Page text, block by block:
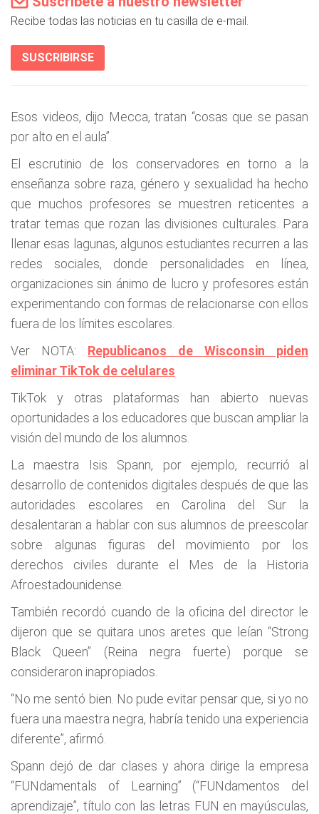
Recibe todas las noticias en tu casilla de e-mail.
SUSCRIBIRSE
Esos videos, dijo Mecca, tratan “cosas que se pasan
por alto en el aula”.
El escrutinio de los conservadores en torno a la
enseñanza sobre raza, género y sexualidad ha hecho
que muchos profesores se muestren reticentes a
tratar temas que rozan las divisiones culturales. Para
llenar esas lagunas, algunos estudiantes recurren a las
redes sociales, donde personalidades en línea,
organizaciones sin ánimo de lucro y profesores están
experimentando con formas de relacionarse con ellos
fuera de los límites escolares.
Ver NOTA: Republicanos de Wisconsin piden
eliminar TikTok de celulares
TikTok y otras plataformas han abierto nuevas
oportunidades a los educadores que buscan ampliar la
visión del mundo de los alumnos.
La maestra Isis Spann, por ejemplo, recurrió al
desarrollo de contenidos digitales después de que las
autoridades escolares en Carolina del Sur la
desalentaran a hablar con sus alumnos de preescolar
sobre algunas figuras del movimiento por los
derechos civiles durante el Mes de la Historia
Afroestadounidense.
También recordó cuando de la oficina del director le
dijeron que se quitara unos aretes que leían “Strong
Black Queen” (Reina negra fuerte) porque se
consideraron inapropiados.
“No me sentó bien. No pude evitar pensar que, si yo no
fuera una maestra negra, habría tenido una experiencia
diferente”, afirmó.
Spann dejó de dar clases y ahora dirige la empresa
“FUNdamentals of Learning” (“FUNdamentos del
aprendizaje”, título con las letras FUN en mayúsculas,